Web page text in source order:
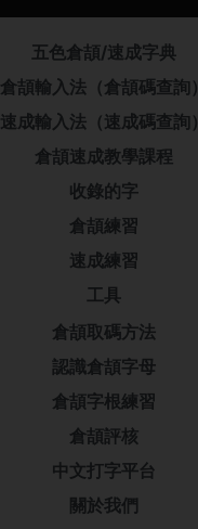
五色倉頡/速成字典
倉頡輸入法（倉頡碼查詢）
速成輸入法（速成碼查詢）
倉頡速成教學課程
收錄的字
倉頡練習
速成練習
工具
倉頡取碼方法
認識倉頡字母
倉頡字根練習
倉頡評核
中文打字平台
關於我們